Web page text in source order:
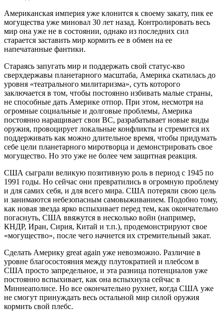
Американская империя уже клонится к своему закату, пик ее
могущества уже миновал 30 лет назад. Контролировать весь
мир она уже не в состоянии, однако из последних сил
старается заставить мир кормить ее в обмен на ее
напечатанные фантики.
Стараясь запугать мир и поддержать свой статус-кво
сверхдержавы планетарного масштаба, Америка скатилась до
уровня «театрального милитаризма», суть которого
заключается в том, чтобы постоянно избивать малые страны,
не способные дать Америке отпор. При этом, несмотря на
огромные социальные и долговые проблемы, Америка
постоянно наращивает свои ВС, разрабатывает новые виды
оружия, провоцирует локальные конфликты и стремится их
поддерживать как можно длительное время, чтобы придумать
себе цели планетарного миротворца и демонстрировать свое
могущество. Но это уже не более чем защитная реакция.
США сыграли великую позитивную роль в период с 1945 по
1991 годы. Но сейчас они превратились в огромную проблему
и для самих себя, и для всего мира. США потеряли свою цель
и занимаются небезопасным самовыживанием. Подобно тому,
как новая звезда ярко вспыхивает перед тем, как окончательно
погаснуть, США ввяжутся в несколько войн (например,
КНДР, Иран, Сирия, Китай и т.п.), продемонстрируют свое
«могущество», после чего начнется их стремительный закат.
Сделать Америку great again уже невозможно. Различие в
уровне благосостояния между плутократией и плебсом в
США просто запредельное, и эта разница потенциалов уже
постоянно вспыхивает, как она вспыхнула сейчас в
Миннеаполисе. Но все окончательно рухнет, когда США уже
не смогут принуждать весь остальной мир силой оружия
кормить свой плебс.